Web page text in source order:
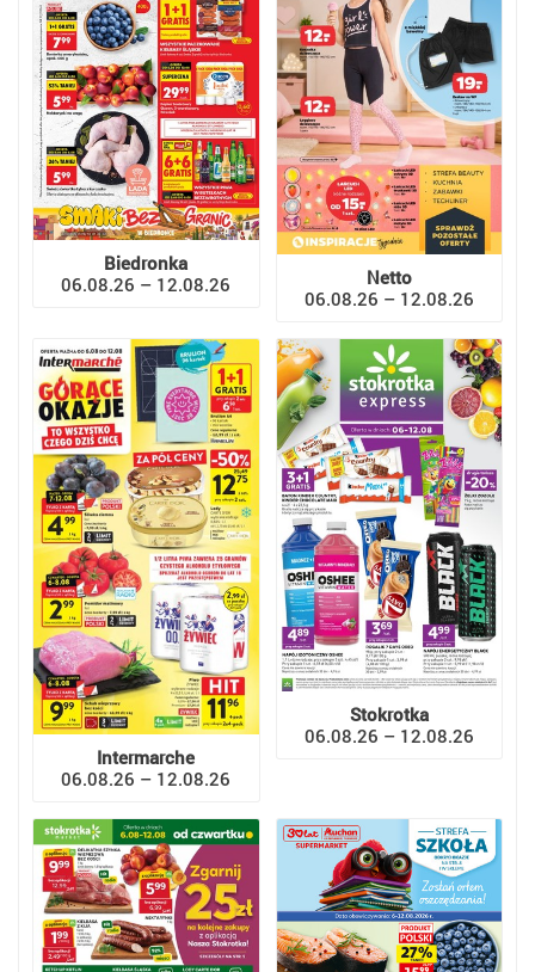
Biedronka
06.08.26 – 12.08.26
Netto
06.08.26 – 12.08.26
Intermarche
06.08.26 – 12.08.26
Stokrotka
06.08.26 – 12.08.26